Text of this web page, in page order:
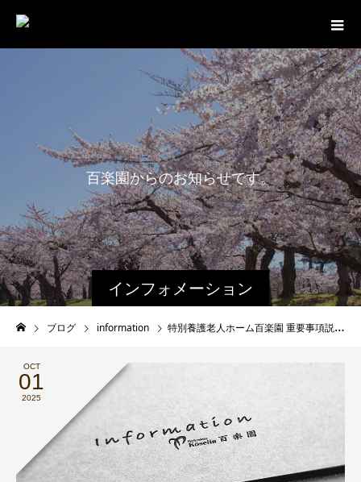
インフォメーション
百楽園からのお知らせです。
ブログ information 特別養護老人ホーム百楽園 重要事項説明書
OCT
01
2025